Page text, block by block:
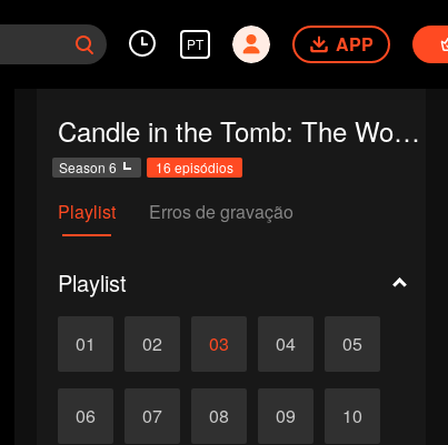
PT APP
Candle in the Tomb: The Worm Valley
Season 6 16 episódios
Playlist Erros de gravação
Playlist
01 02 03 04 05
06 07 08 09 10